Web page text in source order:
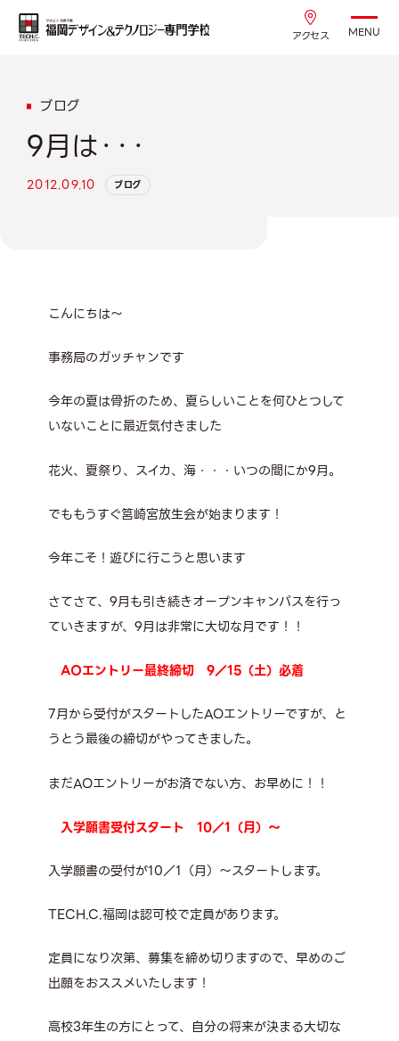
アクセス MENU
ブログ
9月は・・・
2012.09.10 ブログ
こんにちは～
事務局のガッチャンです
今年の夏は骨折のため、夏らしいことを何ひとつして
いないことに最近気付きました
花火、夏祭り、スイカ、海・・・いつの間にか9月。
でももうすぐ筥崎宮放生会が始まります！
今年こそ！遊びに行こうと思います
さてさて、9月も引き続きオープンキャンパスを行っ
ていきますが、9月は非常に大切な月です！！
AOエントリー最終締切 9／15（土）必着
7月から受付がスタートしたAOエントリーですが、と
うとう最後の締切がやってきました。
まだAOエントリーがお済でない方、お早めに！！
入学願書受付スタート 10／1（月）～
入学願書の受付が10／1（月）～スタートします。
TECH.C.福岡は認可校で定員があります。
定員になり次第、募集を締め切りますので、早めのご
出願をおススメいたします！
高校3年生の方にとって、自分の将来が決まる大切な